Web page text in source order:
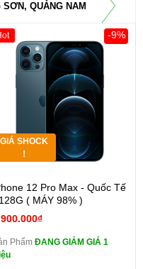
SƠN, QUẢNG NAM
GIÁ SHOCK
!
12 Pro Max - Quốc Tế
( MÁY 98% )
-9%
Phẩm ĐANG GIẢM GIÁ 1